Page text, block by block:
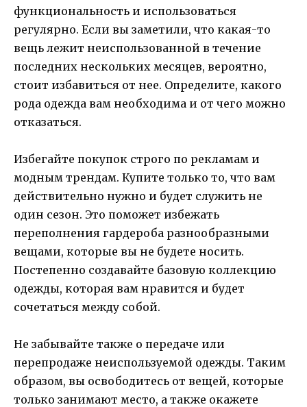
функциональность и использоваться
регулярно. Если вы заметили, что какая-то
вещь лежит неиспользованной в течение
последних нескольких месяцев, вероятно,
стоит избавиться от нее. Определите, какого
рода одежда вам необходима и от чего можно
отказаться.
Избегайте покупок строго по рекламам и
модным трендам. Купите только то, что вам
действительно нужно и будет служить не
один сезон. Это поможет избежать
переполнения гардероба разнообразными
вещами, которые вы не будете носить.
Постепенно создавайте базовую коллекцию
одежды, которая вам нравится и будет
сочетаться между собой.
Не забывайте также о передаче или
перепродаже неиспользуемой одежды. Таким
образом, вы освободитесь от вещей, которые
только занимают место, а также окажете